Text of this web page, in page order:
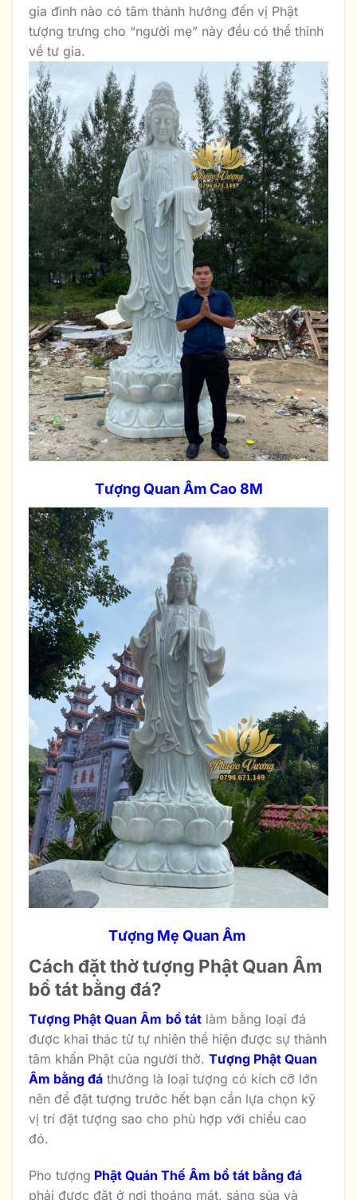
gia đình nào có tâm thành hướng đến vị Phật
tượng trưng cho “người mẹ” này đều có thể thỉnh
về tư gia.
Tượng Quan Âm Cao 8M
Tượng Mẹ Quan Âm
Cách đặt thờ tượng Phật Quan Âm
bồ tát bằng đá?
Tượng Phật Quan Âm bồ tát làm bằng loại đá
được khai thác từ tự nhiên thể hiện được sự thành
tâm khấn Phật của người thờ. Tượng Phật Quan
Âm bằng đá thường là loại tượng có kích cỡ lớn
nên để đặt tượng trước hết bạn cần lựa chọn kỹ
vị trí đặt tượng sao cho phù hợp với chiều cao
đó.
Pho tượng Phật Quán Thế Âm bồ tát bằng đá
phải được đặt ở nơi thoáng mát, sáng sủa và